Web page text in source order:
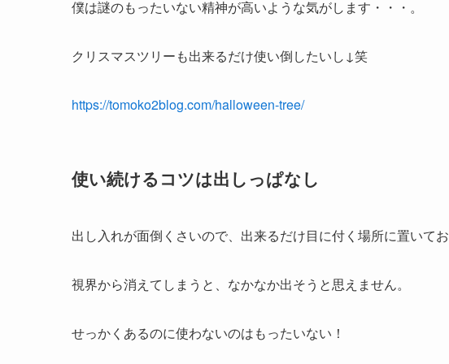
僕は謎のもったいない精神が高いような気がします・・・。
クリスマスツリーも出来るだけ使い倒したいし↓笑
https://tomoko2blog.com/halloween-tree/
使い続けるコツは出しっぱなし
出し入れが面倒くさいので、出来るだけ目に付く場所に置いて
視界から消えてしまうと、なかなか出そうと思えません。
せっかくあるのに使わないのはもったいない！